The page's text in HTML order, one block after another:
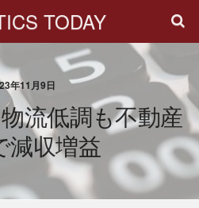
TODAY
年11月9日
流低調も不動産
減収増益